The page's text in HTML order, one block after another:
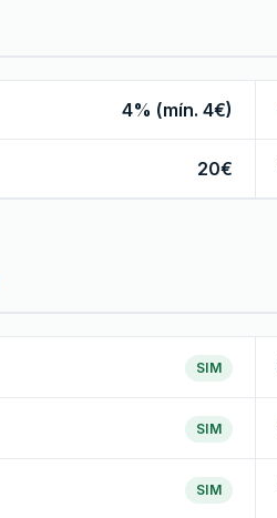
4% (mín. 4€)
20€
SIM
SIM
SIM